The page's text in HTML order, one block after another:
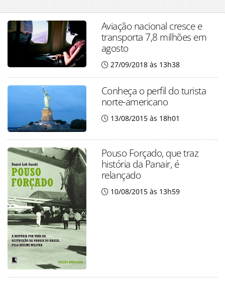
Aviação nacional cresce e
transporta 7,8 milhões em
agosto
27/09/2018 às 13h38
Conheça o perfil do turista
norte-americano
13/08/2015 às 18h01
Pouso Forçado, que traz
história da Panair, é
relançado
10/08/2015 às 13h59